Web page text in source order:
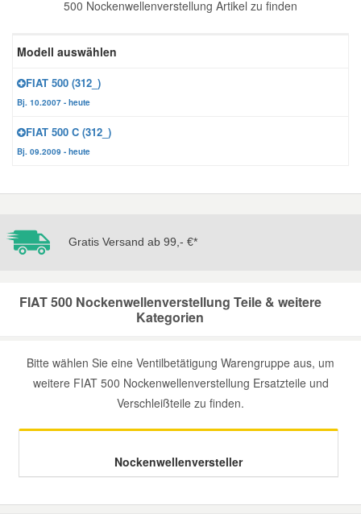
500 Nockenwellenverstellung Artikel zu finden
Modell auswählen
FIAT 500 (312_)
Bj. 10.2007 - heute
FIAT 500 C (312_)
Bj. 09.2009 - heute
Gratis Versand ab 99,- €*
FIAT 500 Nockenwellenverstellung Teile & weitere
Kategorien
Bitte wählen Sie eine Ventilbetätigung Warengruppe aus, um
weitere FIAT 500 Nockenwellenverstellung Ersatzteile und
Verschleißteile zu finden.
Nockenwellenversteller
Zündanlage und Glühanlage
Jeep Ersatzteile
Kia Ersatzteile
Mazda Ersatzteile